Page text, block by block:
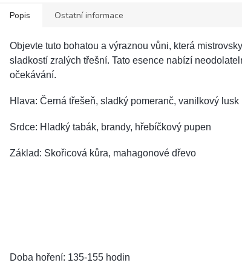
Popis Ostatní informace
Objevte tuto bohatou a výraznou vůni, která
sladkostí zralých třešní. Tato esence nabízí
očekávání.
Hlava: Černá třešeň, sladký pomeranč, vanilkový lusk
Srdce: Hladký tabák, brandy, hřebíčkový pupen
Základ: Skořicová kůra, mahagonové dřevo
Doba hoření: 135-155 hodin